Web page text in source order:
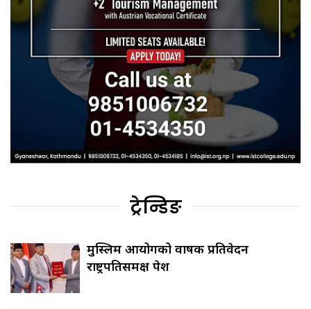
ट्रेन्डिङ
मुस्लिम आयोगको वार्षिक प्रतिवेदन
राष्ट्रपतिसमक्ष पेश